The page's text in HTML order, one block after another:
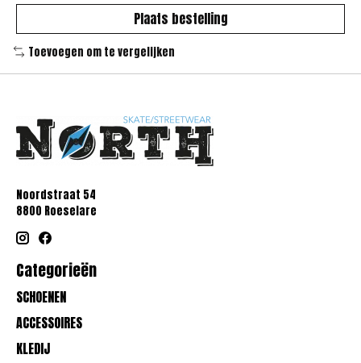
Plaats bestelling
Toevoegen om te vergelijken
Noordstraat 54
8800 Roeselare
Categorieën
SCHOENEN
ACCESSOIRES
KLEDIJ